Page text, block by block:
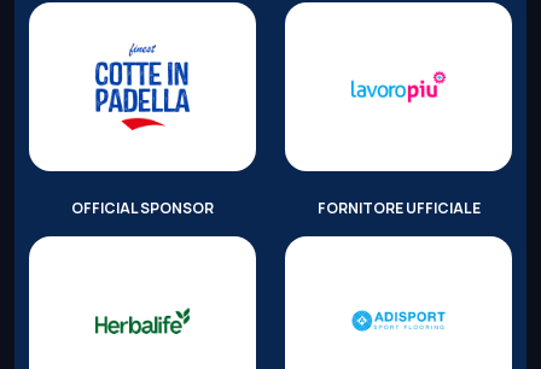
OFFICIAL SPONSOR FORNITORE UFFICIALE